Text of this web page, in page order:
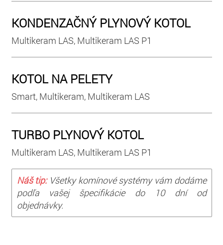
KONDENZAČNÝ PLYNOVÝ KOTOL
Multikeram LAS, Multikeram LAS P1
KOTOL NA PELETY
Smart, Multikeram, Multikeram LAS
TURBO PLYNOVÝ KOTOL
Multikeram LAS, Multikeram LAS P1
Náš tip: Všetky komínové systémy vám dodáme
podľa vašej špecifikácie do 10 dní od
objednávky.